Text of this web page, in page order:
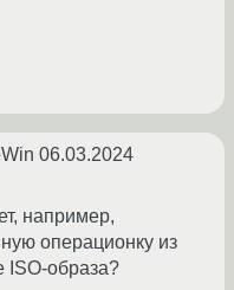
06.03.2024
например,
операционку из
ISO-образа?